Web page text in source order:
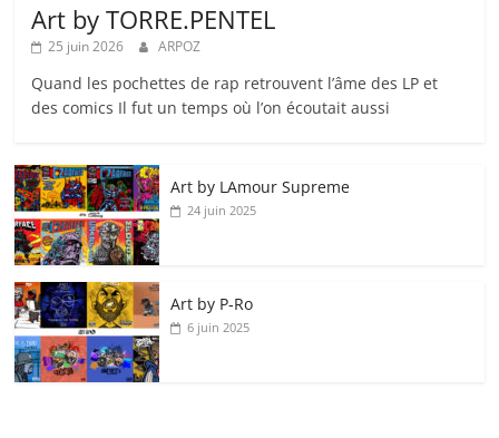
Art by TORRE.PENTEL
25 juin 2026 ARPOZ
Quand les pochettes de rap retrouvent l’âme des LP et
des comics Il fut un temps où l’on écoutait aussi
Art by LAmour Supreme
24 juin 2025
Art by P‑Ro
6 juin 2025